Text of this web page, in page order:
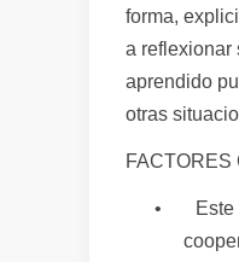
forma,
a reflexionar
aprendido
otras
FACTORES
•